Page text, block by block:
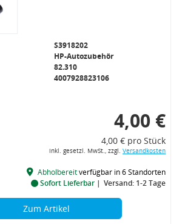
S3918202
HP-Autozubehör
82.310
4007928823106
4,00 €
4,00 € pro Stück
inkl. gesetzl. MwSt., zzgl. Versandkosten
Abholbereitverfügbar in 6 Standorten
Sofort Lieferbar
Versand: 1-2 Tage
Zum Artikel